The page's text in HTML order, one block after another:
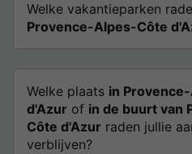
Welke vakantieparken
Provence-Alpes-Côte
Welke plaats in
d'Azur of in de buurt van
Côte d'Azur raden jullie
verblijven?